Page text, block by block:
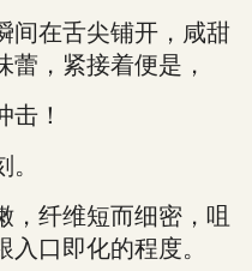
在舌尖铺开，咸甜
，紧接着便是，
！
纤维短而细密，咀
口即化的程度。